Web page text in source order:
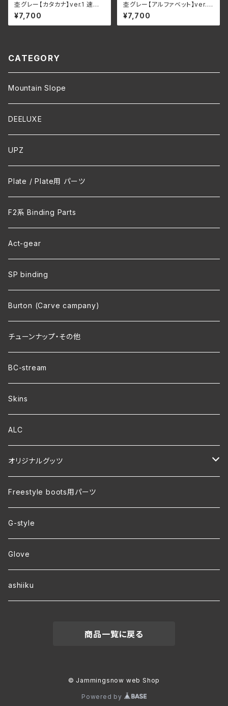
杢グレー【カタカナ】ver.1 速乾・
裏起毛 サイズが豊富 アグネス
ローズ & Jamming Snow オ
リジナルパーカー
¥7,700
杢グレー【アルファベット】ver.1
速乾・裏起毛 サイズが豊富 アグ
ネスローズ & Jamming Snow
オリジナルパーカー
¥7,700
CATEGORY
Mountain Slope
DEELUXE
UPZ
Plate / Plate用 パーツ
F2系 Binding Parts
Act-gear
SP binding
Burton (Carve campany)
チューンナップ・その他
BC-stream
Skins
ALC
オリジナルグッツ
裏地付き オリジナルコーチジャケット
ver.2 毛玉が出来にくい・裏起毛 オリジナルパーカー
ver.1 速乾・裏起毛・サイズ豊富 オリジナルパーカー
ワラーチwebオーダー
Freestyle boots用パーツ
G-style
Glove
ashiiku
商品一覧に戻る
© Jammingsnow web Shop
Powered by